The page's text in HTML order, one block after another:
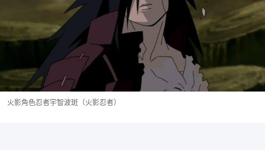
火影角色忍者宇智波斑（火影忍者）